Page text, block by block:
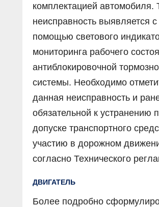
комплектацией автомобиля.
неисправность выявляется с
помощью светового
мониторинга рабочего
антиблокировочной
системы. Необходимо
данная неисправность и
обязательной к устранению
допуске транспортного
участию в дорожном
согласно Технического
ДВИГАТЕЛЬ
Более подробно